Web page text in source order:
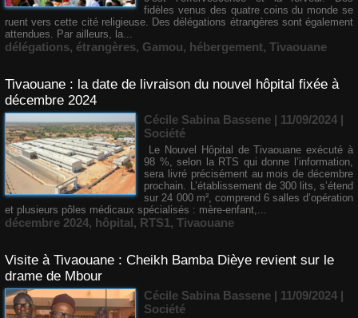
fidèles venus des quatre coins du monde se
ruent vers cette cité religieuse. Des délégations étrangères sont également
attendues. Par ailleurs, la...
délégations, étrangères, Gamou, hébergement, Tivaouane
Tivaouane : la date de livraison du nouvel hôpital fixée à
décembre 2024
Cécile Sabina Bassene | 11/09/2024 |
Société
Le Nouvel Hôpital de Tivaouane exécuté à
98 %, selon la RTS qui donne l’information,
sera livré précisément au mois de décembre
prochain. L’établissement de 300 lits, s’étend
sur 24 000 m², comprend 6 salles d’opération
et plusieurs pôles médicaux spécialisés : mère-enfant,...
décembre 2024, hôpital, RTS1, Tivaouane
Visite à Tivaouane : Cheikh Bamba Dièye revient sur le
drame de Mbour
Cécile Sabina Bassene | 11/09/2024 |
Société